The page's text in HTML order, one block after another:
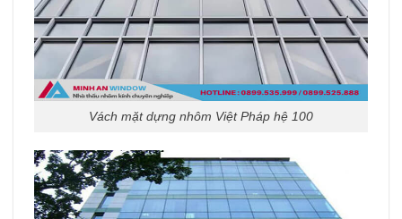
Vách mặt dựng nhôm Việt Pháp hệ 100